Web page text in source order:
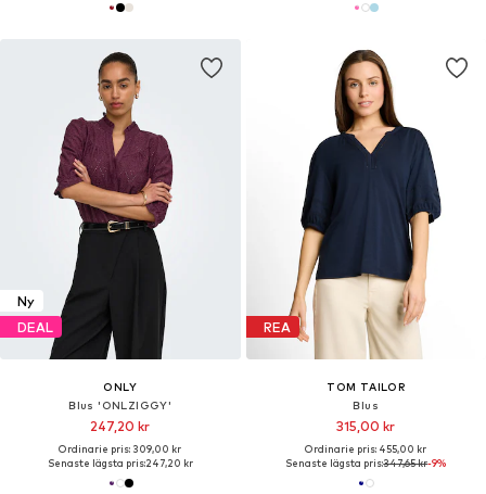
Ny
DEAL
ONLY
Blus 'ONLZIGGY'
247,20 kr
Ordinarie pris: 309,00 kr
Senaste lägsta pris:247,20 kr
REA
TOM TAILOR
Blus
315,00 kr
Ordinarie pris: 455,00 kr
Senaste lägsta pris:347,65 kr-9%